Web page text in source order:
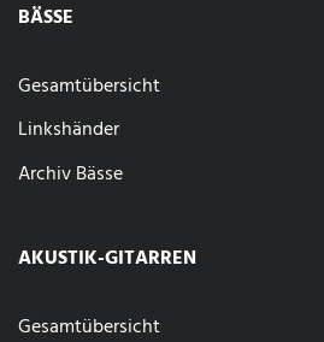
BÄSSE
Gesamtübersicht
Linkshänder
Archiv Bässe
AKUSTIK-GITARREN
Gesamtübersicht